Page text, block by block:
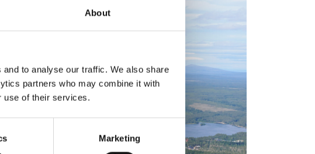
About
to analyse our traffic. We also share
partners who may combine it with
use of their services.
Marketing